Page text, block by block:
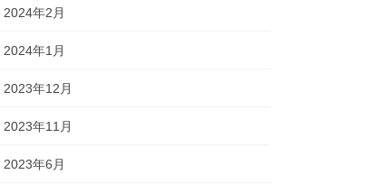
2024年2月
2024年1月
2023年12月
2023年11月
2023年6月